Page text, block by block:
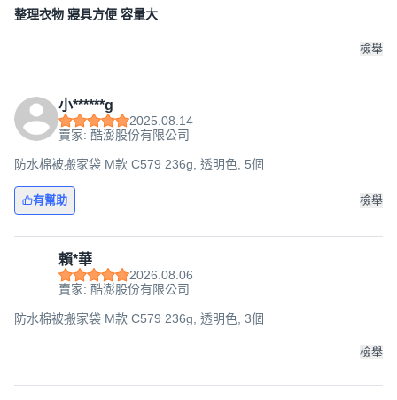
整理衣物 寢具方便 容量大
檢舉
小******g
2025.08.14
賣家: 酷澎股份有限公司
防水棉被搬家袋 M款 C579 236g, 透明色, 5個
有幫助 檢舉
賴*華
2026.08.06
賣家: 酷澎股份有限公司
防水棉被搬家袋 M款 C579 236g, 透明色, 3個
檢舉